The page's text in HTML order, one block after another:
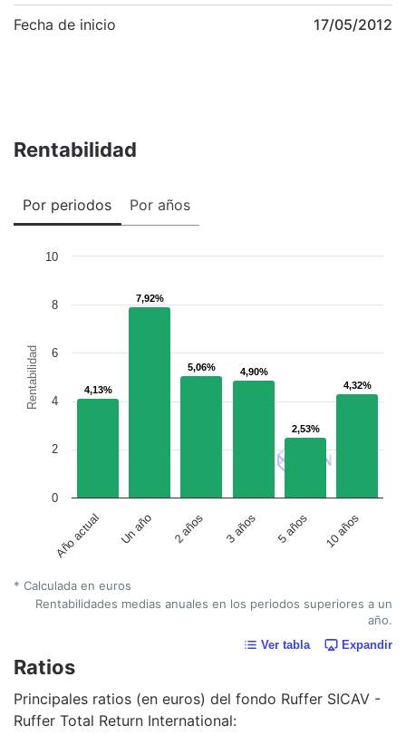
Fecha de inicio 17/05/2012
Rentabilidad
Por periodos Por años
Rentabilidad 4,13%
4,13%
7,92%
7,92%
5,06%
5,06% 4,90%
4,90%
2,53%
2,53%
4,32%
4,32%
Año actual Un año 2 años 3 años 5 años 10 años
0
2
4
6
8
10
* Calculada en euros
Rentabilidades medias anuales en los periodos superiores a un
año.
Ver tabla Expandir
Ratios
Principales ratios (en euros) del fondo Ruffer SICAV -
Ruffer Total Return International: